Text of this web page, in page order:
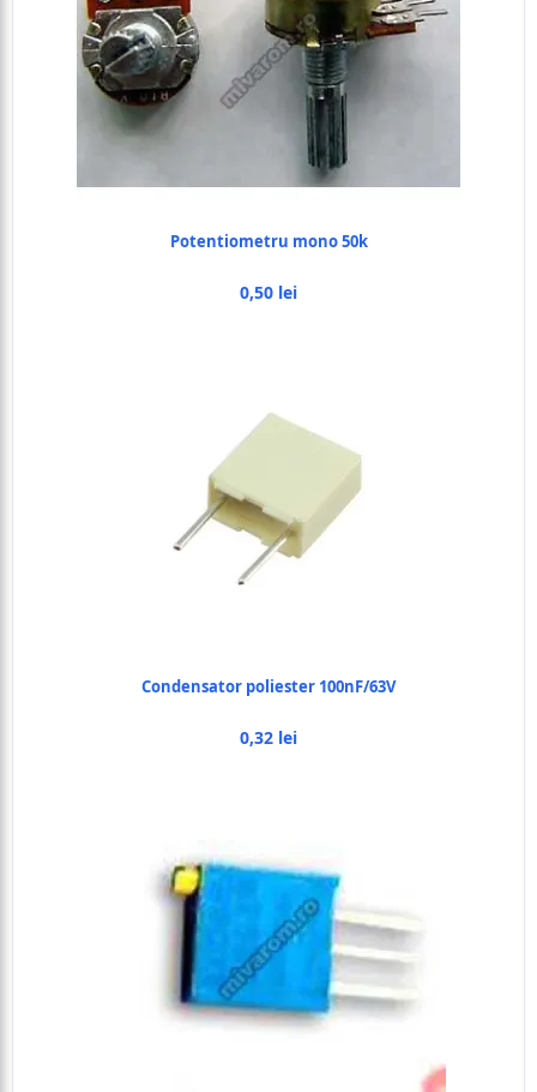
Potentiometru mono 50k
0,50 lei
Condensator poliester 100nF/63V
0,32 lei